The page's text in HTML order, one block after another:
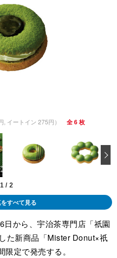
イートイン 275円） 全 6 枚
1 / 2
すべて見る
から、宇治茶専門店「祇園
た新商品「Mister Donut×祇
定で発売する。